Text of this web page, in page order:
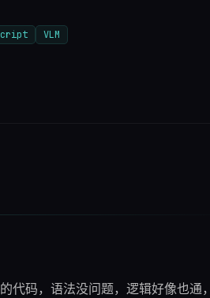
VLM
代码，语法没问题，逻辑好像也通